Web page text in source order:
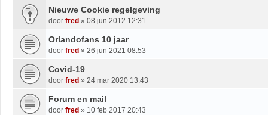
Nieuwe Cookie regelgeving
door fred » 08 jun 2012 12:31
Orlandofans 10 jaar
door fred » 26 jun 2021 08:53
Covid-19
door fred » 24 mar 2020 13:43
Forum en mail
door fred » 10 feb 2017 20:43